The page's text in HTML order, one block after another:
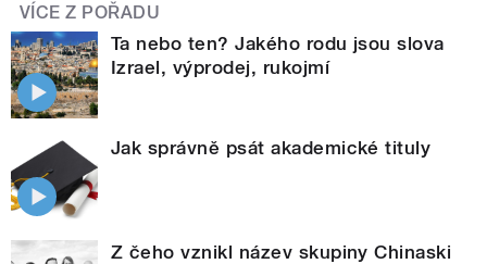
VÍCE Z POŘADU
Ta nebo ten? Jakého rodu jsou slova
Izrael, výprodej, rukojmí
Jak správně psát akademické tituly
Z čeho vznikl název skupiny Chinaski